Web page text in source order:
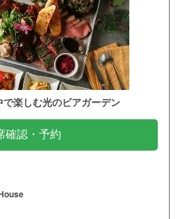
楽しむ光のビアガーデン
確認・予約